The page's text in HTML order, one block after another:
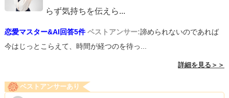
らず気持ちを伝えら...
恋愛マスター&AI回答5件 ベストアンサー:諦められないのであれば
今はじっとこらえて、時間が経つのを待っ...
詳細を見る＞＞
ベストアンサーあり